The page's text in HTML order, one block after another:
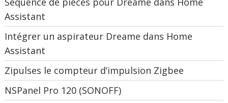
Assistant
Intégrer un aspirateur Dreame dans Home
Assistant
Zipulses le compteur d’impulsion Zigbee
NSPanel Pro 120 (SONOFF)